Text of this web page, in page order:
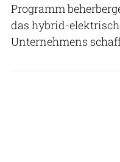
Programm
das hybrid-
Unternehmens